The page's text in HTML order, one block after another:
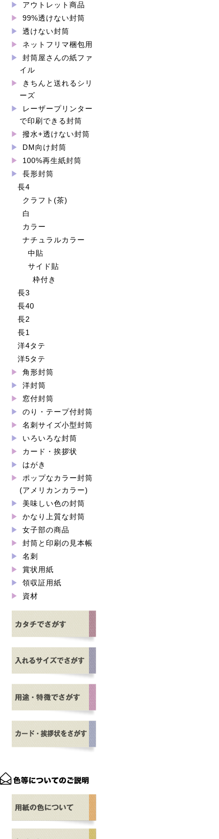
アウトレット商品
99%透けない封筒
透けない封筒
ネットフリマ梱包用
封筒屋さんの紙ファ
イル
きちんと送れるシリ
ーズ
レーザープリンター
で印刷できる封筒
撥水+透けない封筒
DM向け封筒
100%再生紙封筒
長形封筒
長4
クラフト(茶)
白
カラー
ナチュラルカラー
中貼
サイド貼
枠付き
長3
長40
長2
長1
洋4タテ
洋5タテ
角形封筒
洋封筒
窓付封筒
のり・テープ付封筒
名刺サイズ小型封筒
いろいろな封筒
カード・挨拶状
はがき
ポップなカラー封筒
(アメリカンカラー)
美味しい色の封筒
かなり上質な封筒
女子部の商品
封筒と印刷の見本帳
名刺
賞状用紙
領収証用紙
資材